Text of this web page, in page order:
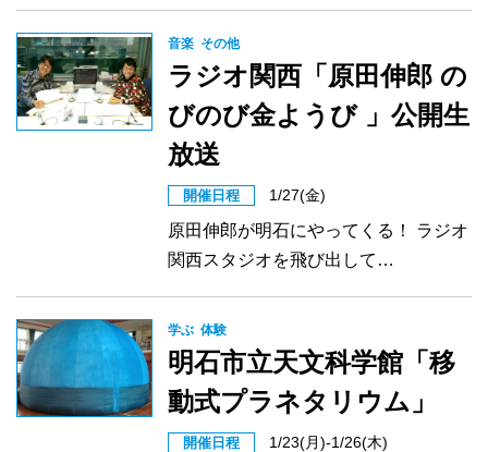
音楽 その他
ラジオ関西「原田伸郎 の
びのび金ようび 」公開生
放送
開催日程 1/27(金)
原田伸郎が明石にやってくる！ ラジオ
関西スタジオを飛び出して…
学ぶ 体験
明石市立天文科学館「移
動式プラネタリウム」
開催日程 1/23(月)-1/26(木)